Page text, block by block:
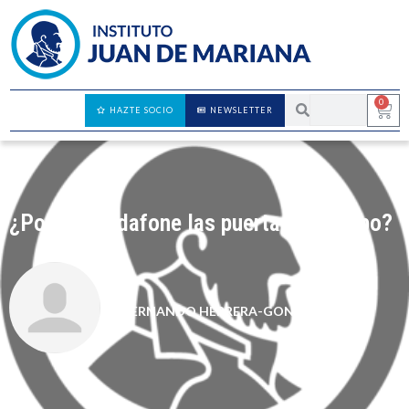
0
NEWSLETTER
HAZTE SOCIO
¿Pondrá Vodafone las puertas al campo?
FERNANDO HERRERA-GONZÁLEZ